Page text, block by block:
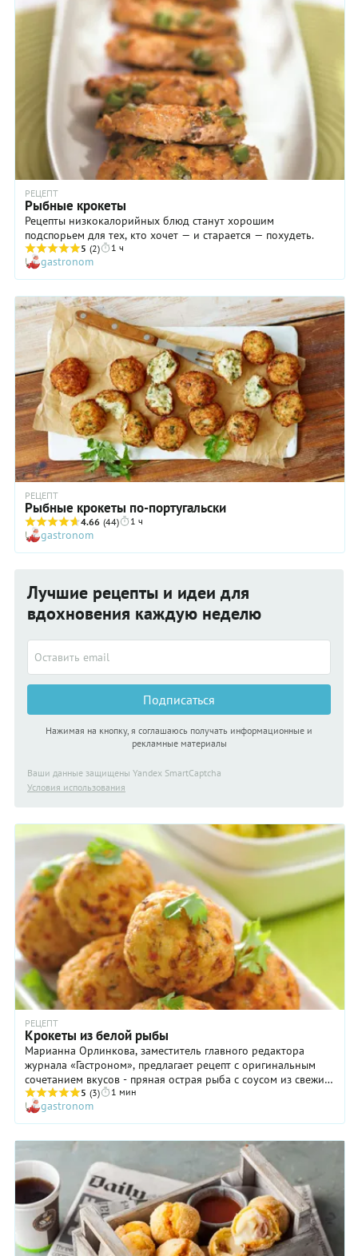
РЕЦЕПТ
Рыбные крокеты
Рецепты низкокалорийных блюд станут хорошим
подспорьем для тех, кто хочет — и старается — похудеть.
5 (2) 1 ч
gastronom
РЕЦЕПТ
Рыбные крокеты по-португальски
4.66 (44) 1 ч
gastronom
Лучшие рецепты и идеи для
вдохновения каждую неделю
Подписаться
Нажимая на кнопку, я соглашаюсь получать информационные и
рекламные материалы
Ваши данные защищены Yandex SmartCaptcha
Условия использования
РЕЦЕПТ
Крокеты из белой рыбы
Марианна Орлинкова, заместитель главного редактора
журнала «Гастроном», предлагает рецепт с оригинальным
сочетанием вкусов - пряная острая рыба с соусом из свежих
ананасов.
5 (3) 1 мин
gastronom